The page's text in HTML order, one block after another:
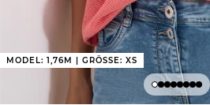
MODEL: 1,76M | GRÖSSE: XS